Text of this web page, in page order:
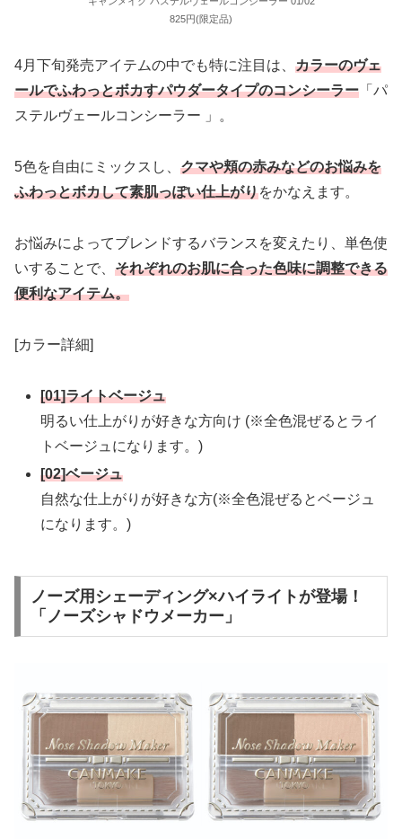
825円(限定品)
4月下旬発売アイテムの中でも特に注目は、 カラーのヴェ
ールでふわっとボカすパウダータイプのコンシーラー 「パ
ステルヴェールコンシーラー
」。
5色を自由にミックスし、 クマや頬の赤みなどのお悩みを
ふわっとボカして素肌っぽい仕上がりをかなえます。
お悩みによってブレンドするバランスを変えたり、単色使
いすることで、 それぞれのお肌に合った色味に調整できる
便利なアイテム。
[カラー詳細]
[01]ライトベージュ
明るい仕上がりが好きな方向け (※全色混ぜるとライ
トベージュになります。)
[02]ベージュ
自然な仕上がりが好きな方(※全色混ぜるとベージュ
になります。)
ノーズ用シェーディング×ハイライトが登場！
「ノーズシャドウメーカー」